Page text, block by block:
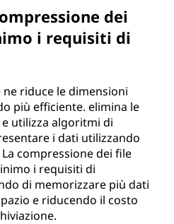
dei
i requisiti di
riduce le dimensioni
più efficiente. elimina le
utilizza algoritmi di
i dati utilizzando
compressione dei file
i requisiti di
di memorizzare più dati
e riducendo il costo